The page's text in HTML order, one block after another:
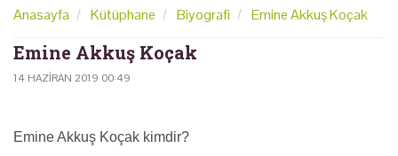
Anasayfa Kütüphane Biyografi Emine Akkuş Koçak
Emine Akkuş Koçak
14 HAZIRAN 2019 00:49
Emine Akkuş Koçak kimdir?